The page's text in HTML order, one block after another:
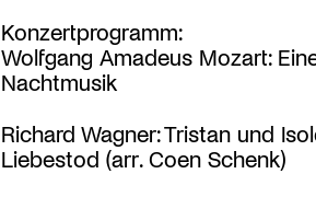
Konzertprogramm:
Wolfgang Amadeus Mozart:
Nachtmusik
Richard Wagner: Tristan und
Liebestod (arr. Coen Schenk)